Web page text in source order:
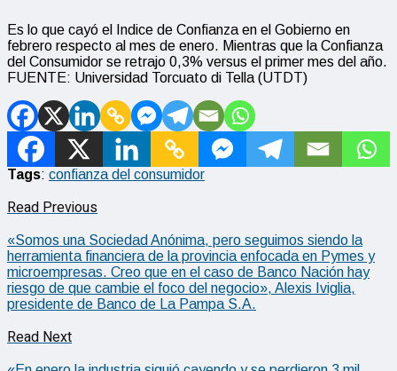
Es lo que cayó el Indice de Confianza en el Gobierno en
febrero respecto al mes de enero. Mientras que la Confianza
del Consumidor se retrajo 0,3% versus el primer mes del año.
FUENTE: Universidad Torcuato di Tella (UTDT)
Tags: confianza del consumidor
Read Previous
«Somos una Sociedad Anónima, pero seguimos siendo la
herramienta financiera de la provincia enfocada en Pymes y
microempresas. Creo que en el caso de Banco Nación hay
riesgo de que cambie el foco del negocio», Alexis Iviglia,
presidente de Banco de La Pampa S.A.
Read Next